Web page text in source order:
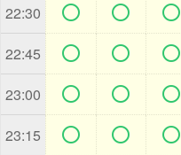
22:30   
22:45   
23:00   
23:15   